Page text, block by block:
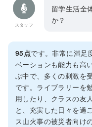
スタッフ
留学生活全
か？
95点です。非常に満足
ベーションも能力も高
ぶ中で、多くの刺激を
です。ライブラリーを
用したり、クラスの友
と、充実した日々を過
ス山火事の被災者向け